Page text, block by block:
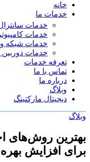
خانه
خدمات ما
خدمات
خدمات
خدمات شبکه
خدمات دوربین
تعرفه خدمات
تماس با ما
درباره ما
وبلاگ
دیجیتال مارکتینگ
وبلاگ
بهترین روش‌های
برای افزایش